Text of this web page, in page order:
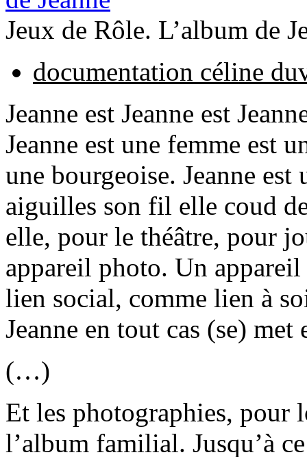
Jeux de Rôle. L’album de
documentation céline
Jeanne est Jeanne est
Jeanne est une femme est
une bourgeoise. Jeanne est
aiguilles son fil elle coud
elle, pour le théâtre, pour
appareil photo. Un
lien social, comme lien à
Jeanne en tout cas (se) met
(…)
Et les photographies, pour
l’album familial. Jusqu’à